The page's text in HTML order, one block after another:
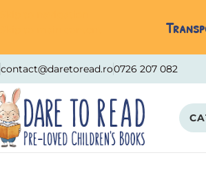
contact@daretoread.ro0726 207 082